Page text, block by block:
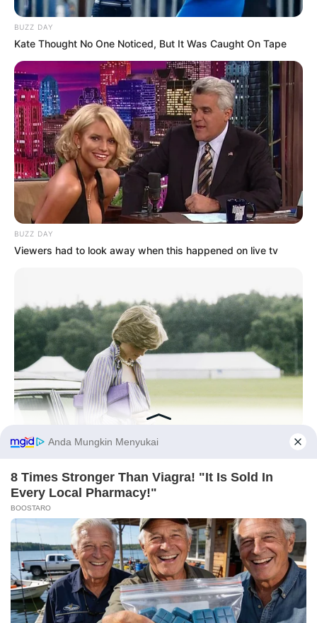
LIHAT ARTIKEL LAINNYA
Laras Kinanda Nyimas Ratu Rafa
Beby Tsabina Salshabilla Adriani
BUZZ DAY
Kate Thought No One Noticed, But It Was Caught On Tape
BUZZ DAY
Viewers had to look away when this happened on live tv
BUZZ DAY
Before You Go